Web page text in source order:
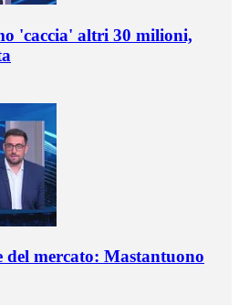
'caccia' altri 30 milioni,
mercato: Mastantuono